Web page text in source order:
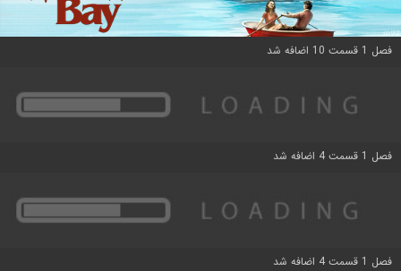
فصل 1 قسمت 10 اضافه شد
فصل 1 قسمت 4 اضافه شد
فصل 1 قسمت 4 اضافه شد